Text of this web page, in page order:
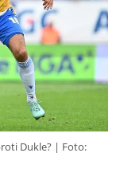
Dukle?
Foto: